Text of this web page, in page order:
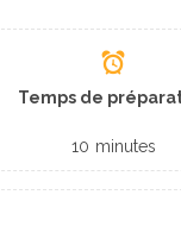
Temps de
10 minutes